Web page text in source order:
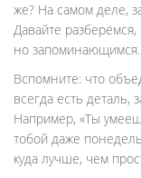
же? На самом деле,
Давайте разберёмся,
но запоминающимся.
Вспомните: что
всегда есть деталь,
Например, «Ты
тобой даже
куда лучше, чем